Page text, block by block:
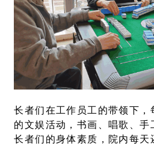
长者们在工作员工的带领下，
的文娱活动，书画、唱歌、手
长者们的身体素质，院内每天